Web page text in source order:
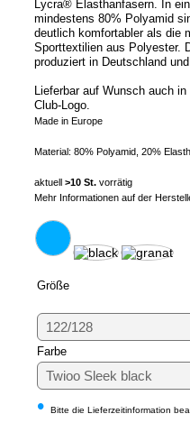
Lycra® Elasthanfasern. In
mindestens 80% Polyamid
deutlich komfortabler als die
Sporttextilien aus Polyester.
produziert in Deutschland
Lieferbar auf Wunsch auch
Club-Logo.
Made in Europe
Material: 80% Polyamid, 20%
aktuell >10 St. vorrätig
Mehr Informationen auf der
Größe
Farbe
• Bitte die Lieferzeitinformation